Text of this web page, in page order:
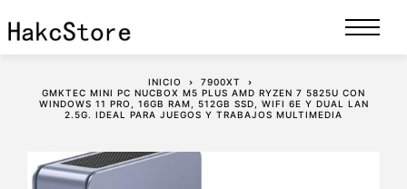
INICIO
7900XT
GMKTEC MINI PC NUCBOX M5 PLUS AMD RYZEN 7 5825U CON
WINDOWS 11 PRO, 16GB RAM, 512GB SSD, WIFI 6E Y DUAL LAN
2.5G. IDEAL PARA JUEGOS Y TRABAJOS MULTIMEDIA